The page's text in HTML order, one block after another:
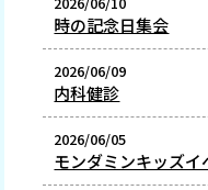
時の記念日集会
2026/06/09
内科健診
2026/06/05
モンダミンキッズ